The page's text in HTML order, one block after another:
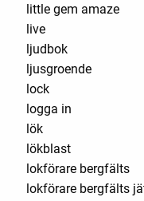
little gem amaze
live
ljudbok
ljusgroende
lock
logga in
lök
lökblast
lokförare bergfälts
lokförare bergfälts